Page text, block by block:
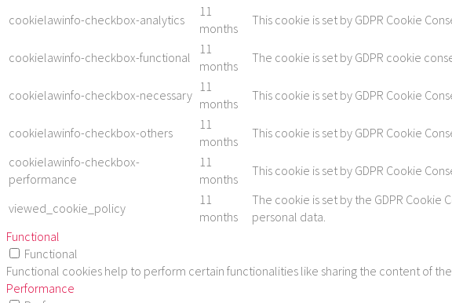
cookielawinfo-checkbox-analytics
11
months
This cookie is set by GDPR Cookie
cookielawinfo-checkbox-functional
11
months
The cookie is set by GDPR cookie
cookielawinfo-checkbox-necessary
11
months
This cookie is set by GDPR Cookie
cookielawinfo-checkbox-others
11
months
This cookie is set by GDPR Cookie
cookielawinfo-checkbox-
performance
11
months
This cookie is set by GDPR Cookie
viewed_cookie_policy
11
months
The cookie is set by the GDPR
personal data.
Functional
Functional
Functional cookies help to perform certain functionalities like sharing the content of
Performance